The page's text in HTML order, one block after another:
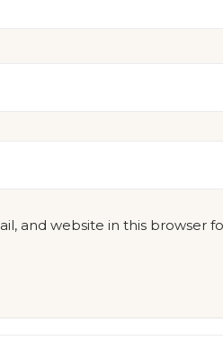
and website in this browser